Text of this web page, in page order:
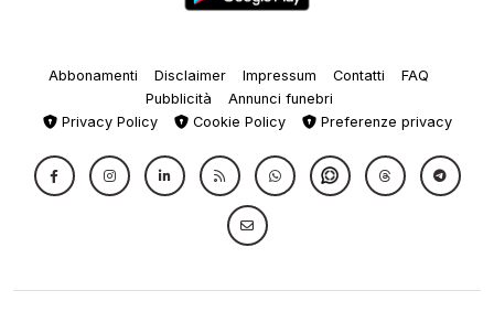
Abbonamenti Disclaimer Impressum Contatti
FAQ
Pubblicità
Annunci funebri
Privacy Policy
Cookie Policy Preferenze privacy